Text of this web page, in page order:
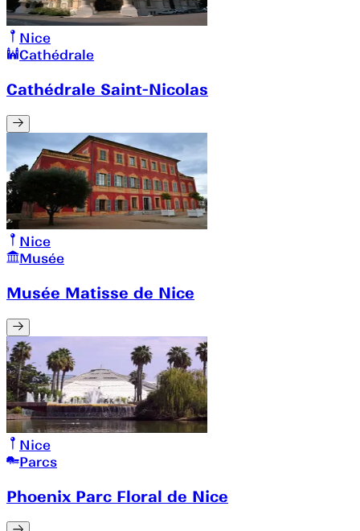
Nice
Cathédrale
Cathédrale Saint-Nicolas
Nice
Musée
Musée Matisse de Nice
Nice
Parcs
Phoenix Parc Floral de Nice